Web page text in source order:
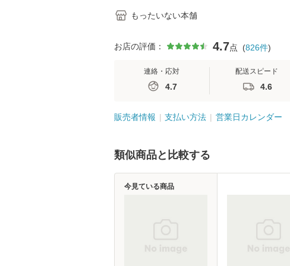
もったいない本舗
お店の評価： 4.7点 (826件)
連絡・応対
4.7
配送スピード
4.6
販売者情報 支払い方法 営業日カレンダー
類似商品と比較する
今見ている商品